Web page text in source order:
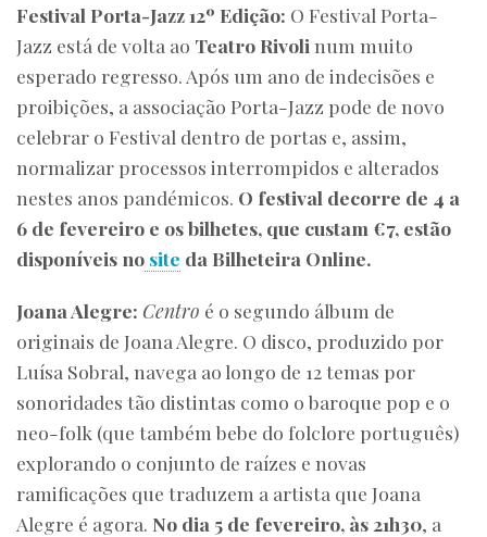
Festival Porta-Jazz 12º Edição: O Festival Porta-
Jazz está de volta ao Teatro Rivoli num muito
esperado regresso. Após um ano de indecisões e
proibições, a associação Porta-Jazz pode de novo
celebrar o Festival dentro de portas e, assim,
normalizar processos interrompidos e alterados
nestes anos pandémicos. O festival decorre de 4 a
6 de fevereiro e os bilhetes, que custam €7, estão
disponíveis no site da Bilheteira Online.
Joana Alegre: Centro é o segundo álbum de
originais de Joana Alegre. O disco, produzido por
Luísa Sobral, navega ao longo de 12 temas por
sonoridades tão distintas como o baroque pop e o
neo-folk (que também bebe do folclore português)
explorando o conjunto de raízes e novas
ramificações que traduzem a artista que Joana
Alegre é agora. No dia 5 de fevereiro, às 21h30, a